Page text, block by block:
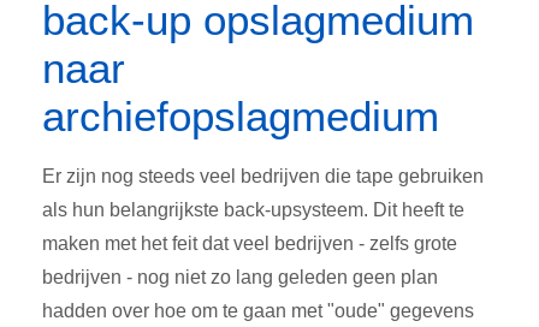
back-up opslagmedium
naar
archiefopslagmedium
Er zijn nog steeds veel bedrijven die tape gebruiken
als hun belangrijkste back-upsysteem. Dit heeft te
maken met het feit dat veel bedrijven - zelfs grote
bedrijven - nog niet zo lang geleden geen plan
hadden over hoe om te gaan met "oude" gegevens